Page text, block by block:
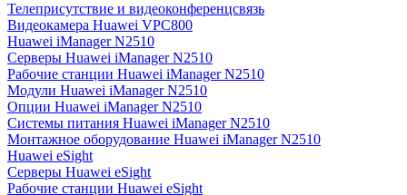
Телеприсутствие и видеоконференцсвязь
Видеокамера Huawei VPC800
Huawei iManager N2510
Серверы Huawei iManager N2510
Рабочие станции Huawei iManager N2510
Модули Huawei iManager N2510
Опции Huawei iManager N2510
Системы питания Huawei iManager N2510
Монтажное оборудование Huawei iManager N2510
Huawei eSight
Серверы Huawei eSight
Рабочие станции Huawei eSight